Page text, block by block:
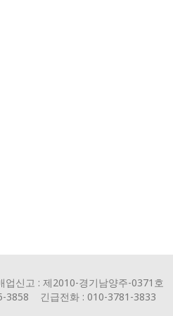
신고 : 제2010-경기남양주-0371호
3858 긴급전화 : 010-3781-3833